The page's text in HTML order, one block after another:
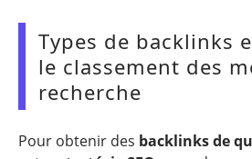
Types de backlinks
le classement des
recherche
Pour obtenir des backlinks de